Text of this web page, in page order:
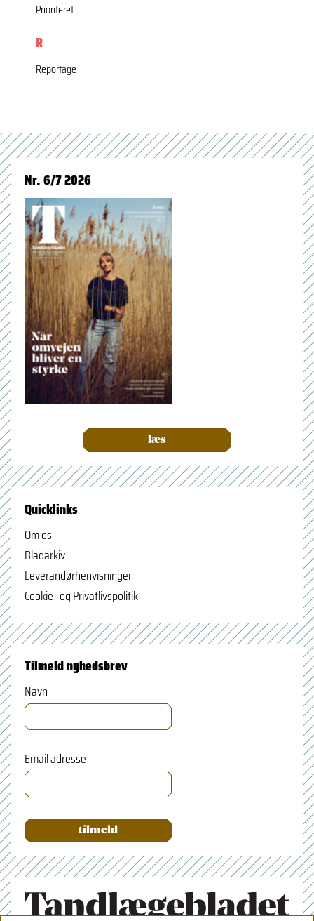
Prioriteret
R
Reportage
Nr. 6/7 2026
læs
Quicklinks
Om os
Bladarkiv
Leverandørhenvisninger
Cookie- og Privatlivspolitik
Tilmeld nyhedsbrev
Navn
Email adresse